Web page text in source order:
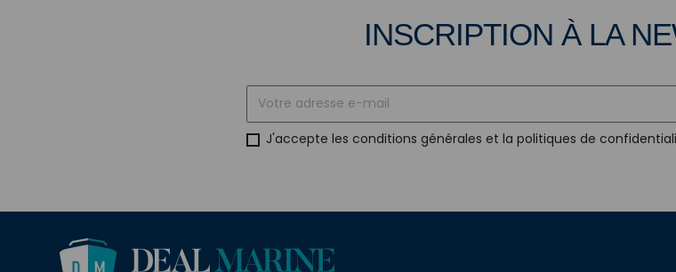
INSCRIPTION À LA
J'accepte les conditions générales et la politiques de